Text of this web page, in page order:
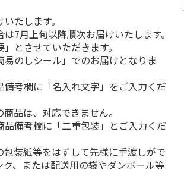
たします。
7月上旬以降順次お届けいたします。
とさせていただきます。
のしシール」でのお届けとなりま
考欄に「名入れ文字」をご入力くだ
品は、対応できません。
備考欄に「二重包装」とご入力くだ
装紙等をはずして先様に手渡しがで
、または配送用の袋やダンボール等